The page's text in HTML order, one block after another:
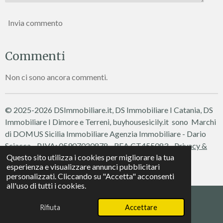
Questo sito utilizza i cookies per migliorare la tua
esperienza e visualizzare annunci pubblicitari
personalizzati. Cliccando su "Accetta" acconsenti
all'uso di tutti i cookies.
Rifiuta Accettare
Invia commento
Commenti
Non ci sono ancora commenti.
© 2025-2026 DSImmobiliare.it, DS Immobiliare I Catania, DS
Immobiliare I Dimore e Terreni, buyhousesicily.it sono Marchi
di DOMUS Sicilia ImmobiliareAgenzia Immobiliare - Dario
Sciacca - P.IVA: 05907020878 - REA CT455083 -Privacy &
Cookie Policy
Fornito daWebador
Telefono WhatsApp